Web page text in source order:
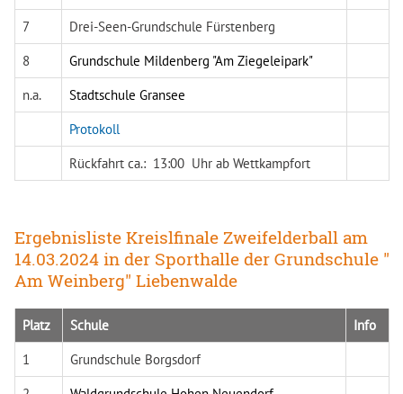
7
Drei-Seen-Grundschule Fürstenberg
8
Grundschule Mildenberg "Am Ziegeleipark"
n.a.
Stadtschule Gransee
Protokoll
Rückfahrt ca.: 13:00 Uhr ab Wettkampfort
Ergebnisliste Kreislfinale Zweifelderball am
14.03.2024 in der Sporthalle der Grundschule "
Am Weinberg" Liebenwalde
Platz Schule
Info
1
Grundschule Borgsdorf